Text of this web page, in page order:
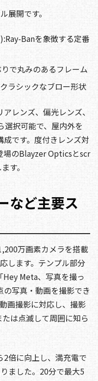
展開です。
Banを象徴する定番
で丸みのあるフレーム
ラシックなブロー形状
レンズ、偏光レンズ、
選択可能で、屋内外を
です。度付きレンズ対
場のBlayzer Opticsとscr
す。
など主要ス
万画素カメラを搭載
します。テンプル部分
Meta、写真を撮っ
写真・動画を撮影でき
画撮影に対応し、撮影
は点滅して周囲に知ら
倍に向上し、満充電で
ました。20分で最大5